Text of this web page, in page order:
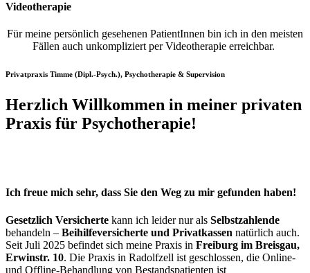
Videotherapie
Für meine persönlich gesehenen PatientInnen bin ich in den meisten
Fällen auch unkompliziert per Videotherapie erreichbar.
Privatpraxis Timme (Dipl.-Psych.), Psychotherapie & Supervision
Herzlich Willkommen in meiner privaten
Praxis für Psychotherapie!
Ich freue mich sehr, dass Sie den Weg zu mir gefunden haben!
Gesetzlich Versicherte kann ich leider nur als Selbstzahlende
behandeln – Beihilfeversicherte und Privatkassen natürlich auch.
Seit Juli 2025 befindet sich meine Praxis in Freiburg im Breisgau,
Erwinstr. 10. Die Praxis in Radolfzell ist geschlossen, die Online-
und Offline-Behandlung von Bestandspatienten ist